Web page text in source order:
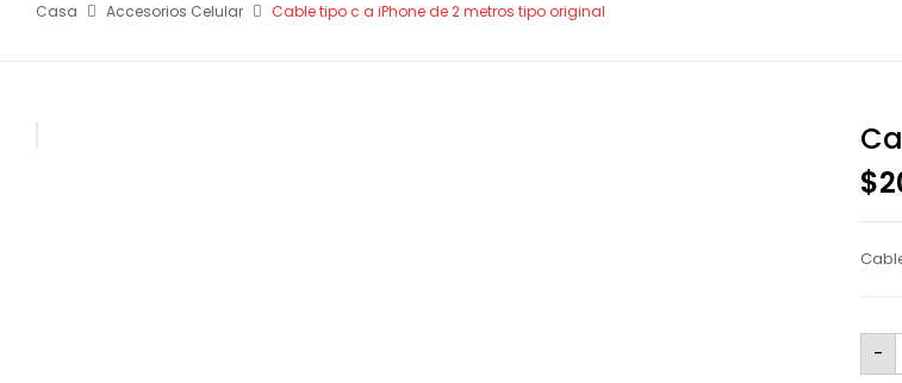
Casa Accesorios Celular Cable tipo c a iPhone de 2 metros tipo original
$
-